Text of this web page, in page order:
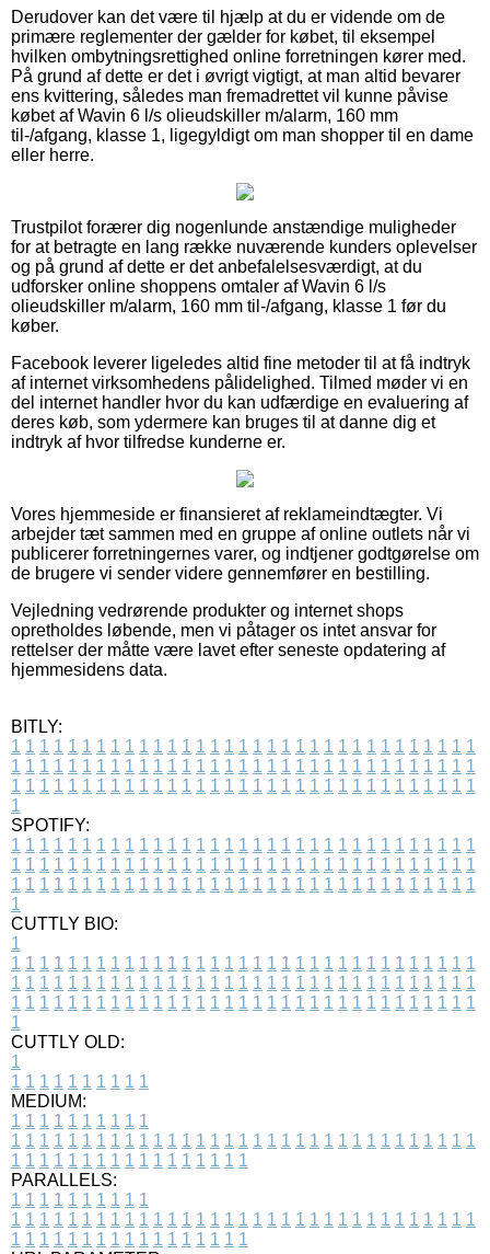
Derudover kan det være til hjælp at du er vidende om de
primære reglementer der gælder for købet, til eksempel
hvilken ombytningsrettighed online forretningen kører med.
På grund af dette er det i øvrigt vigtigt, at man altid bevarer
ens kvittering, således man fremadrettet vil kunne påvise
købet af Wavin 6 l/s olieudskiller m/alarm, 160 mm
til-/afgang, klasse 1, ligegyldigt om man shopper til en dame
eller herre.
Trustpilot forærer dig nogenlunde anstændige muligheder
for at betragte en lang række nuværende kunders oplevelser
og på grund af dette er det anbefalelsesværdigt, at du
udforsker online shoppens omtaler af Wavin 6 l/s
olieudskiller m/alarm, 160 mm til-/afgang, klasse 1 før du
køber.
Facebook leverer ligeledes altid fine metoder til at få indtryk
af internet virksomhedens pålidelighed. Tilmed møder vi en
del internet handler hvor du kan udfærdige en evaluering af
deres køb, som ydermere kan bruges til at danne dig et
indtryk af hvor tilfredse kunderne er.
Vores hjemmeside er finansieret af reklameindtægter. Vi
arbejder tæt sammen med en gruppe af online outlets når vi
publicerer forretningernes varer, og indtjener godtgørelse om
de brugere vi sender videre gennemfører en bestilling.
Vejledning vedrørende produkter og internet shops
opretholdes løbende, men vi påtager os intet ansvar for
rettelser der måtte være lavet efter seneste opdatering af
hjemmesidens data.
BITLY:
1 1 1 1 1 1 1 1 1 1 1 1 1 1 1 1 1 1 1 1 1 1 1 1 1 1 1 1 1 1 1 1 1
1 1 1 1 1 1 1 1 1 1 1 1 1 1 1 1 1 1 1 1 1 1 1 1 1 1 1 1 1 1 1 1 1
1 1 1 1 1 1 1 1 1 1 1 1 1 1 1 1 1 1 1 1 1 1 1 1 1 1 1 1 1 1 1 1 1
1
SPOTIFY:
1 1 1 1 1 1 1 1 1 1 1 1 1 1 1 1 1 1 1 1 1 1 1 1 1 1 1 1 1 1 1 1 1
1 1 1 1 1 1 1 1 1 1 1 1 1 1 1 1 1 1 1 1 1 1 1 1 1 1 1 1 1 1 1 1 1
1 1 1 1 1 1 1 1 1 1 1 1 1 1 1 1 1 1 1 1 1 1 1 1 1 1 1 1 1 1 1 1 1
1
CUTTLY BIO:
1
1 1 1 1 1 1 1 1 1 1 1 1 1 1 1 1 1 1 1 1 1 1 1 1 1 1 1 1 1 1 1 1 1
1 1 1 1 1 1 1 1 1 1 1 1 1 1 1 1 1 1 1 1 1 1 1 1 1 1 1 1 1 1 1 1 1
1 1 1 1 1 1 1 1 1 1 1 1 1 1 1 1 1 1 1 1 1 1 1 1 1 1 1 1 1 1 1 1 1
1
CUTTLY OLD:
1
1 1 1 1 1 1 1 1 1 1
MEDIUM:
1 1 1 1 1 1 1 1 1 1
1 1 1 1 1 1 1 1 1 1 1 1 1 1 1 1 1 1 1 1 1 1 1 1 1 1 1 1 1 1 1 1 1
1 1 1 1 1 1 1 1 1 1 1 1 1 1 1 1 1
PARALLELS:
1 1 1 1 1 1 1 1 1 1
1 1 1 1 1 1 1 1 1 1 1 1 1 1 1 1 1 1 1 1 1 1 1 1 1 1 1 1 1 1 1 1 1
1 1 1 1 1 1 1 1 1 1 1 1 1 1 1 1 1